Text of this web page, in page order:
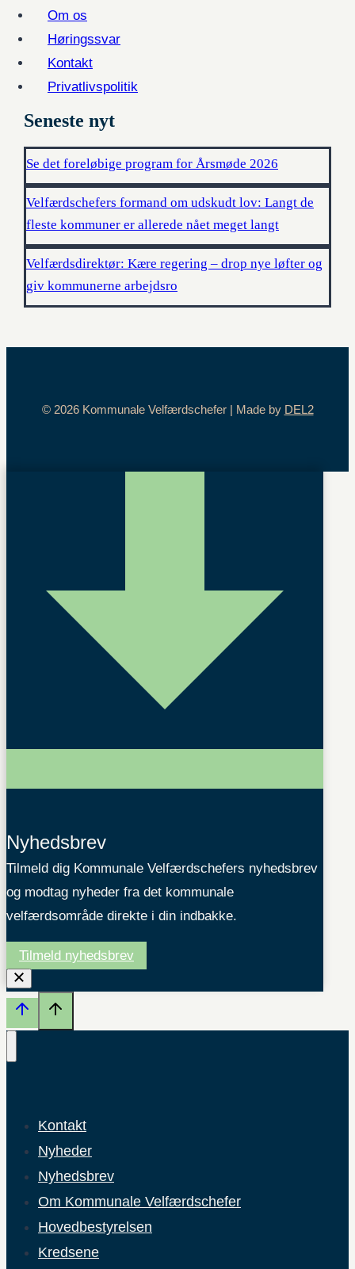
Om os
Høringssvar
Kontakt
Privatlivspolitik
Seneste nyt
Se det foreløbige program for Årsmøde 2026
Velfærdschefers formand om udskudt lov: Langt de
fleste kommuner er allerede nået meget langt
Velfærdsdirektør: Kære regering – drop nye løfter og
giv kommunerne arbejdsro
© 2026 Kommunale Velfærdschefer | Made by DEL2
Nyhedsbrev
Tilmeld dig Kommunale Velfærdschefers nyhedsbrev
og modtag nyheder fra det kommunale
velfærdsområde direkte i din indbakke.
Tilmeld nyhedsbrev
Kontakt
Nyheder
Nyhedsbrev
Om Kommunale Velfærdschefer
Hovedbestyrelsen
Kredsene